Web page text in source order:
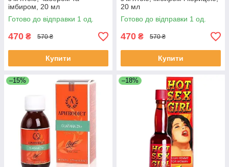
імбиром, 20 мл
Готово до відправки 1 од.
470 ₴ 570 ₴
Купити
20 мл
Готово до відправки 1 од.
470 ₴ 570 ₴
Купити
–15% –18%